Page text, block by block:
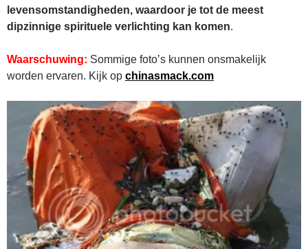
levensomstandigheden, waardoor je tot de meest
dipzinnige spirituele verlichting kan komen.
Waarschuwing: Sommige foto’s kunnen onsmakelijk
worden ervaren. Kijk op chinasmack.com